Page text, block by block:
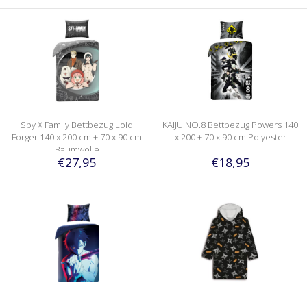
Spy X Family Bettbezug Loid
Forger 140 x 200 cm + 70 x 90 cm
Baumwolle
€27,95
KAIJU NO.8 Bettbezug Powers 140
x 200 + 70 x 90 cm Polyester
€18,95